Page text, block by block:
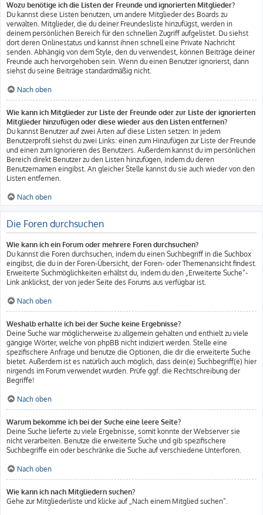
Wozu benötige ich die Listen der Freunde und ignorierten Mitglieder?
Du kannst diese Listen benutzen, um andere Mitglieder des Boards zu
verwalten. Mitglieder, die du deiner Freundesliste hinzufügst, werden in
deinem persönlichen Bereich für den schnellen Zugriff aufgelistet. Du siehst
dort deren Onlinestatus und kannst ihnen schnell eine Private Nachricht
senden. Abhängig von dem Style, den du verwendest, können Beiträge deiner
Freunde auch hervorgehoben sein. Wenn du einen Benutzer ignorierst, dann
siehst du seine Beiträge standardmäßig nicht.
Nach oben
Wie kann ich Mitglieder zur Liste der Freunde oder zur Liste der ignorierten
Mitglieder hinzufügen oder diese wieder aus den Listen entfernen?
Du kannst Benutzer auf zwei Arten auf diese Listen setzen: In jedem
Benutzerprofil siehst du zwei Links: einen zum Hinzufügen zur Liste der Freunde
und einen zum Ignorieren des Benutzers. Außerdem kannst du im persönlichen
Bereich direkt Benutzer zu den Listen hinzufügen, indem du deren
Benutzernamen eingibst. An gleicher Stelle kannst du sie auch wieder von den
Listen entfernen.
Nach oben
Die Foren durchsuchen
Wie kann ich ein Forum oder mehrere Foren durchsuchen?
Du kannst die Foren durchsuchen, indem du einen Suchbegriff in die Suchbox
eingibst, die du in der Foren-Übersicht, der Foren- oder Themenansicht findest.
Erweiterte Suchmöglichkeiten erhältst du, indem du den „Erweiterte Suche“-
Link anklickst, der von jeder Seite des Forums aus verfügbar ist.
Nach oben
Weshalb erhalte ich bei der Suche keine Ergebnisse?
Deine Suche war möglicherweise zu allgemein gehalten und enthielt zu viele
gängige Wörter, welche von phpBB nicht indiziert werden. Stelle eine
spezifischere Anfrage und benutze die Optionen, die dir die erweiterte Suche
bietet. Außerdem ist es natürlich auch möglich, dass dein(e) Suchbegriff(e) hier
nirgends im Forum verwendet wurden. Prüfe ggf. die Rechtschreibung der
Begriffe!
Nach oben
Warum bekomme ich bei der Suche eine leere Seite?
Deine Suche lieferte zu viele Ergebnisse, somit konnte der Webserver sie
nicht verarbeiten. Benutze die erweiterte Suche und gib spezifischere
Suchbegriffe ein oder beschränke die Suche auf verschiedene Unterforen.
Nach oben
Wie kann ich nach Mitgliedern suchen?
Gehe zur Mitgliederliste und klicke auf „Nach einem Mitglied suchen“.